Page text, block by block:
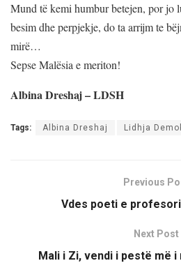
Mund të kemi humbur betejen, por jo
besim dhe perpjekje, do ta arrijm te
mirë…
Sepse Malësia e meriton!
Albina Dreshaj – LDSH
Tags: Albina Dreshaj Lidhja
Previous
Vdes poeti e
Next Post
Mali i Zi, vendi i pestë më